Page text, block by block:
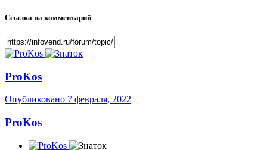
Ссылка на комментарий
ProKos
Опубликовано 7 февраля, 2022
ProKos